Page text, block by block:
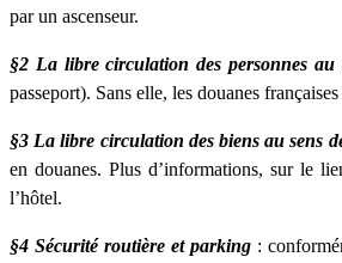
par un ascenseur.
§2 La libre circulation des personnes au
passeport). Sans elle, les douanes
§3 La libre circulation des biens au sens
en douanes. Plus d’informations, sur le
l’hôtel.
§4 Sécurité routière et parking: